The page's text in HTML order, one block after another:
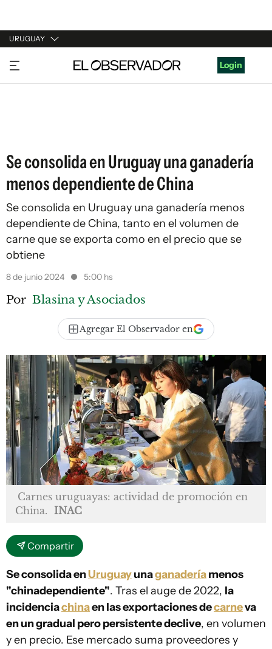
URUGUAY
URUGUAY
ARGENTINA
Login
Se consolida en Uruguay una ganadería
menos dependiente de China
Se consolida en Uruguay una ganadería menos
dependiente de China, tanto en el volumen de
carne que se exporta como en el precio que se
obtiene
8 de junio 2024 5:00 hs
Por Blasina y Asociados
Agregar El Observador en
Carnes uruguayas: actividad de promoción en
China. INAC
Compartir
Se consolida enUruguayunaganaderíamenos
"chinadependiente". Tras el auge de 2022, la
incidenciachinaen las exportaciones decarneva
en un gradual pero persistente declive, en volumen
y en precio. Ese mercado suma proveedores y